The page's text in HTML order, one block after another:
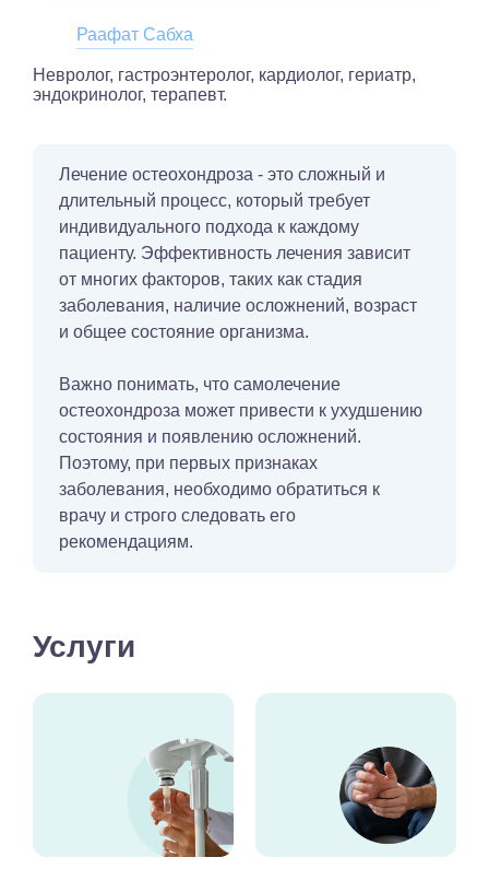
Раафат Сабха
Невролог, гастроэнтеролог, кардиолог, гериатр,
эндокринолог, терапевт.
Лечение остеохондроза - это сложный и
длительный процесс, который требует
индивидуального подхода к каждому
пациенту. Эффективность лечения зависит
от многих факторов, таких как стадия
заболевания, наличие осложнений, возраст
и общее состояние организма.
Важно понимать, что самолечение
остеохондроза может привести к ухудшению
состояния и появлению осложнений.
Поэтому, при первых признаках
заболевания, необходимо обратиться к
врачу и строго следовать его
рекомендациям.
Услуги